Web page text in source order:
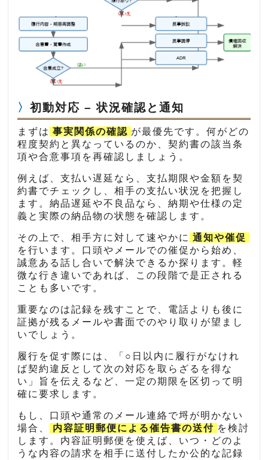
初動対応 – 状況確認と通知
まずは 事実関係の確認 が最優先です。何がどの
程度契約と異なっているのか、契約書の該当条
項や合意事項を再確認しましょう。
例えば、支払い遅延なら、支払期限や金額を契
約書でチェックし、相手の支払い状況を把握し
ます。納品遅延や不良品なら、納期や仕様の定
義と実際の納品物の状態を確認します。
その上で、相手方に対して速やかに 通知や催促
を行います。口頭やメールでの催促から始め、
誠意ある話し合いで解決できるか探ります。軽
微な行き違いであれば、この段階で是正される
ことも多いです。
重要なのは記録を残すことで、電話よりも後に
証拠が残るメールや書面でのやり取りが望まし
いでしょう。
履行を促す際には、「○日以内に履行がなけれ
ば契約違反として次の対応を取らざるを得な
い」旨を伝えるなど、一定の期限を区切って明
確に要求します。
もし、口頭や通常のメール連絡で埒が明かない
場合、
内容証明郵便による催告書の送付 を検討
します。内容証明郵便を使えば、いつ・どのよ
うな内容の請求を相手に送付したか公的な記録